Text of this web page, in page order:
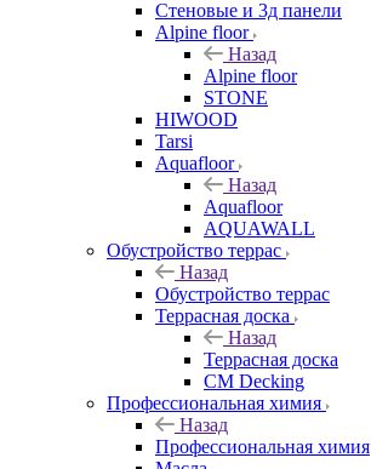
Стеновые и 3д панели
Alpine floor
Назад
Alpine floor
STONE
HIWOOD
Tarsi
Aquafloor
Назад
Aquafloor
AQUAWALL
Обустройство террас
Назад
Обустройство террас
Террасная доска
Назад
Террасная доска
CM Decking
Профессиональная химия
Назад
Профессиональная химия